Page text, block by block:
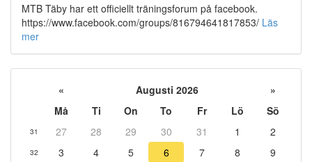
MTB Täby har ett officiellt träningsforum på facebook.
https://www.facebook.com/groups/816794641817853/ Läs
mer
« Augusti 2026
»
Må
Ti On To Fr Lö Sö
31 27 28 29 30 31 1 2
32 3 4 5 6 7 8 9